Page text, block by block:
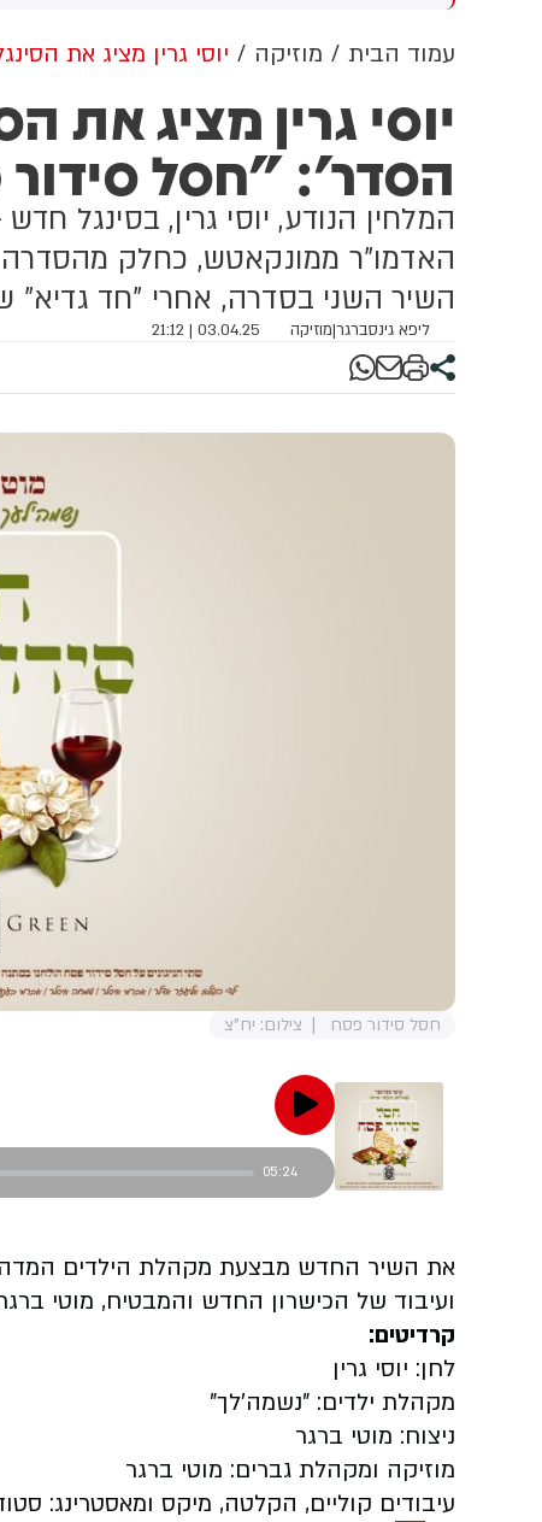
רפואי בזירה
עולה מניתוח חדש של
CyberWell, ארגון המנטר
פוסטים זהים ב-X שותפו
בצרפתית, אנגלית וספרדית,
בטענה שיהודים הם שהציתו
במכוון את השריפות בצרפת,
ספרד ונורבגיה בטרה להרוויח
פוליטית או כלכלית מהמצב.
עמוד הבית מוזיקה יוסי גרין מציג את
יוסי גרין מציג את
הסדר': "חסל
המלחין הנודע, יוסי גרין, בסינגל
האדמו"ר ממונקאטש, כחלק מהסדרה
השיר השני בסדרה, אחרי "חד גדיא"
ליפא גינסברגר|מוזיקה 03.04.25 | 21:12
חסל סידור פסח צילום: יח"צ
05:24
את השיר החדש מבצעת מקהלת הילדים
ועיבוד של הכישרון החדש והמבטיח, מוטי
קרדיטים:
לחן: יוסי גרין
מקהלת ילדים: "נשמה'לך"
ניצוח: מוטי ברגר
מוזיקה ומקהלת גברים: מוטי ברגר
עיבודים קוליים, הקלטה, מיקס ומאסטרינג: